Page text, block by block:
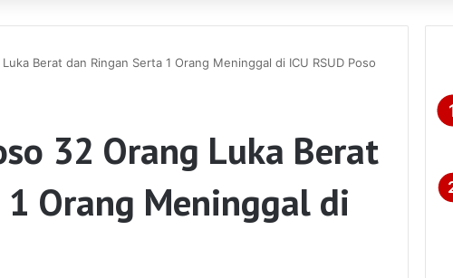
Berat dan Ringan Serta 1 Orang Meninggal di ICU RSUD Poso
32 Orang Luka Berat
Orang Meninggal di